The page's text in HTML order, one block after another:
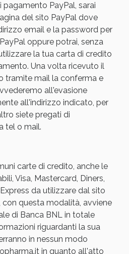
PayPal, sarai
del sito PayPal dove
email e la password per
oppure potrai, senza
la tua carta di credito
Una volta ricevuto il
tramite mail la conferma e
all'evasione
all'indirizzo indicato, per
siete pregati di
tel o mail.
carte di credito, anche le
Visa, Mastercard, Diners,
da utilizzare dal sito
con questa modalità, avviene
di Banca BNL in totale
riguardanti la sua
in nessun modo
in quanto all'atto